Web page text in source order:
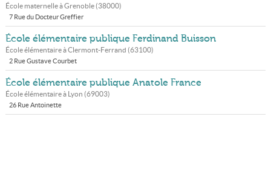
École maternelle àGrenoble(38000)
7 Rue du Docteur Greffier
École élémentaire publique Ferdinand Buisson
École élémentaire àClermont-Ferrand (63100)
2 Rue Gustave Courbet
École élémentaire publique Anatole France
École élémentaire à Lyon (69003)
26 Rue Antoinette